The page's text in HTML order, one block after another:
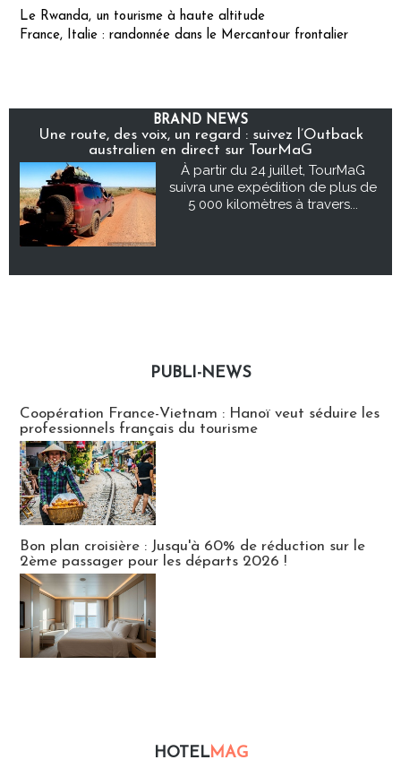
Le Rwanda, un tourisme à haute altitude
France, Italie : randonnée dans le Mercantour frontalier
BRAND NEWS
Une route, des voix, un regard : suivez l’Outback
australien en direct sur TourMaG
À partir du 24 juillet, TourMaG
suivra une expédition de plus de
5 000 kilomètres à travers...
PUBLI-NEWS
Coopération France-Vietnam : Hanoï veut séduire les
professionnels français du tourisme
Bon plan croisière : Jusqu'à 60% de réduction sur le
2ème passager pour les départs 2026 !
HOTELMAG